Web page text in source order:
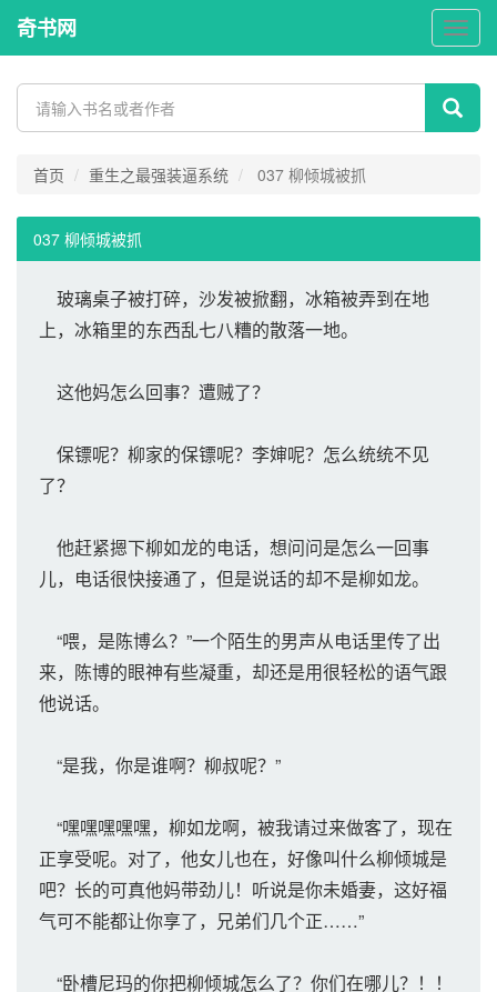
奇
书
奇书网
首页 重生之最强装逼系统 037 柳倾城被抓
037 柳倾城被抓
玻璃桌子被打碎，沙发被掀翻，冰箱被弄到在地
上，冰箱里的东西乱七八糟的散落一地。
这他妈怎么回事？遭贼了？
保镖呢？柳家的保镖呢？李婶呢？怎么统统不见
了？
他赶紧摁下柳如龙的电话，想问问是怎么一回事
儿，电话很快接通了，但是说话的却不是柳如龙。
“喂，是陈博么？”一个陌生的男声从电话里传了出
来，陈博的眼神有些凝重，却还是用很轻松的语气跟
他说话。
“是我，你是谁啊？柳叔呢？”
“嘿嘿嘿嘿嘿，柳如龙啊，被我请过来做客了，现在
正享受呢。对了，他女儿也在，好像叫什么柳倾城是
吧？长的可真他妈带劲儿！听说是你未婚妻，这好福
气可不能都让你享了，兄弟们几个正……”
“卧槽尼玛的你把柳倾城怎么了？你们在哪儿？！！